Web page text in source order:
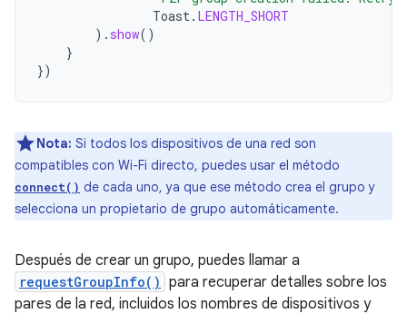
Toast. LENGTH_SHORT
). show()
}
})
Nota: Si todos los dispositivos de una red son
compatibles con Wi-Fi directo, puedes usar el método
connect() de cada uno, ya que ese método crea el grupo y
selecciona un propietario de grupo automáticamente.
Después de crear un grupo, puedes llamar a
requestGroupInfo() para recuperar detalles sobre los
pares de la red, incluidos los nombres de dispositivos y